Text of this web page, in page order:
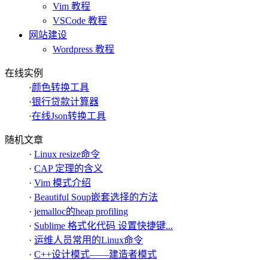
Vim 教程
VSCode 教程
网站建设
Wordpress 教程
在线实例
·颜色转换工具
·银行贷款计算器
·在线Json转换工具
随机文章
· Linux resize命令
· CAP 定理的含义
· Vim 模式介绍
· Beautiful Soup嵌套选择的方法
· jemalloc的heap profiling
· Sublime 格式化代码 设置快捷键...
· 运维人员常用的Linux命令
· C++设计模式——建造者模式